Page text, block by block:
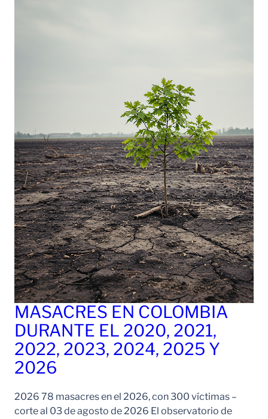
MASACRES EN COLOMBIA
DURANTE EL 2020, 2021,
2022, 2023, 2024, 2025 Y
2026
2026 78 masacres en el 2026, con 300 víctimas –
corte al 03 de agosto de 2026 El observatorio de